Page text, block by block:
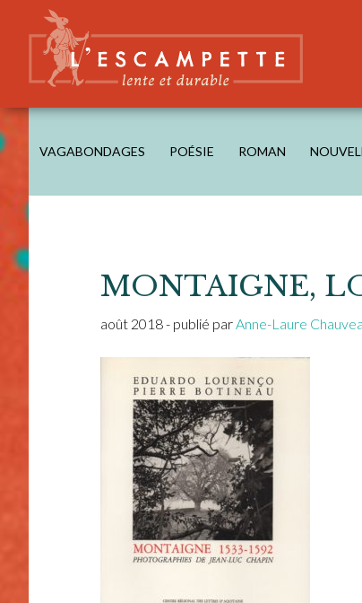
content
secondary
navigation
primary
sidebar
L'ESCAMPETTE
éditions lentes & durables
VAGABONDAGES POÉSIE ROMAN
MONTAIGNE,
août 2018- publié parAnne-Laure